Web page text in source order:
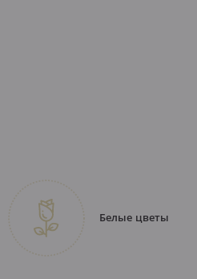
Белые цветы